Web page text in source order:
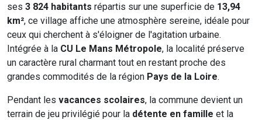
ses 3 824 habitants répartis sur une superficie de 13,94
km², ce village affiche une atmosphère sereine, idéale pour
ceux qui cherchent à s'éloigner de l'agitation urbaine.
Intégrée à la CU Le Mans Métropole, la localité préserve
un caractère rural charmant tout en restant proche des
grandes commodités de la région Pays de la Loire.
Pendant les vacances scolaires, la commune devient un
terrain de jeu privilégié pour la détente en famille et la